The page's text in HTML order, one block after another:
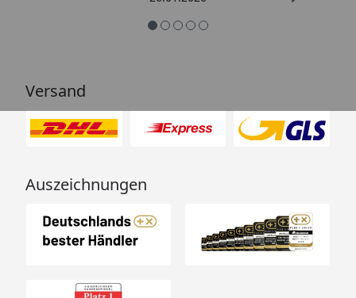
Versand
Auszeichnungen